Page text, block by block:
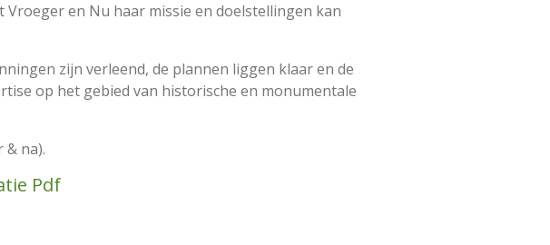
en Nu haar missie en doelstellingen kan
zijn verleend, de plannen liggen klaar en de
op het gebied van historische en monumentale
na).
Pdf